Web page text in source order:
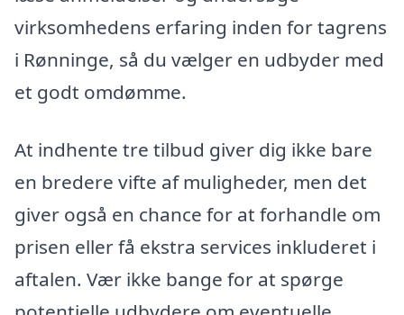
virksomhedens erfaring inden for tagrens
i Rønninge, så du vælger en udbyder med
et godt omdømme.
At indhente tre tilbud giver dig ikke bare
en bredere vifte af muligheder, men det
giver også en chance for at forhandle om
prisen eller få ekstra services inkluderet i
aftalen. Vær ikke bange for at spørge